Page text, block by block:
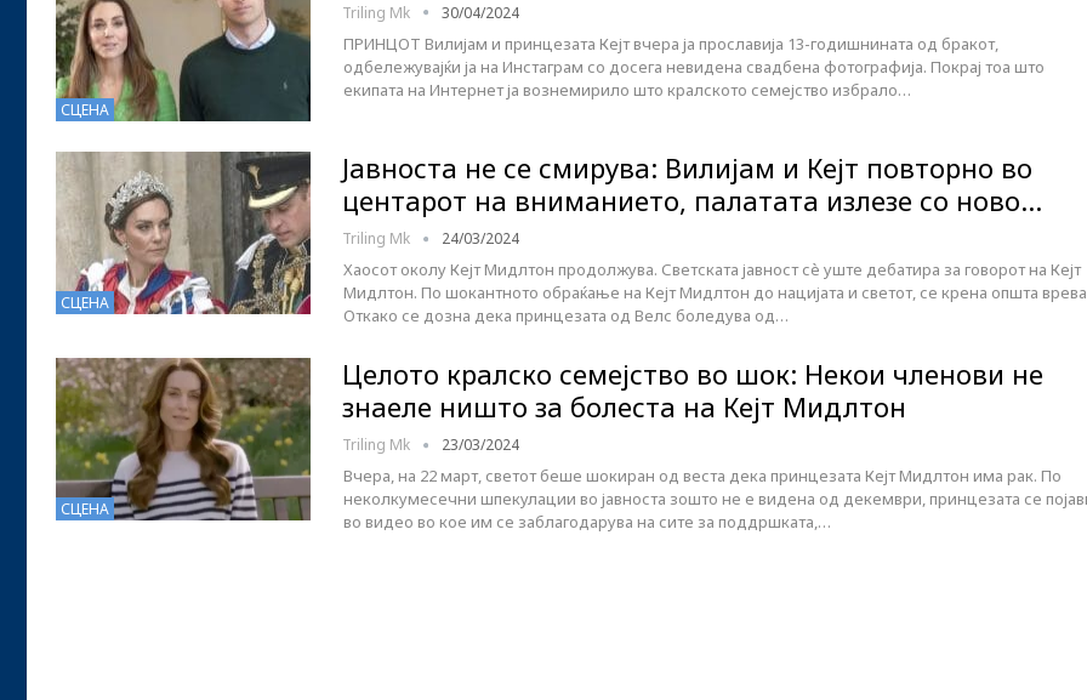
СЦЕНА
Triling Mk 30/04/2024
ПРИНЦОТ Вилијам и принцезата Кејт вчера ја прославија 13-годишнината од бракот,
одбележувајќи ја на Инстаграм со досега невидена свадбена фотографија. Покрај тоа што
екипата на Интернет ја вознемирило што кралското семејство избрало…
СЦЕНА
Јавноста не се смирува: Вилијам и Кејт повторно во
центарот на вниманието, палатата излезе со ново…
Triling Mk 24/03/2024
Хаосот околу Кејт Мидлтон продолжува. Светската јавност сè уште дебатира за говорот на Кејт
Мидлтон. По шокантното обраќање на Кејт Мидлтон до нацијата и светот, се крена општа
Откако се дозна дека принцезата од Велс боледува од…
СЦЕНА
Целото кралско семејство во шок: Некои членови не
знаеле ништо за болеста на Кејт Мидлтон
Triling Mk 23/03/2024
Вчера, на 22 март, светот беше шокиран од веста дека принцезата Кејт Мидлтон има рак. По
неколкумесечни шпекулации во јавноста зошто не е видена од декември, принцезата се
во видео во кое им се заблагодарува на сите за поддршката,…